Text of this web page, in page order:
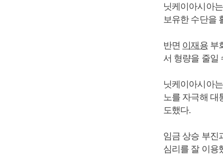
닛케이아시아
보유한 수단을
반면 이재용부
서 형량을 줄일
닛케이아시아
노를 자극해 대
도했다.
임금 상승 부진
심리를 잘 이용